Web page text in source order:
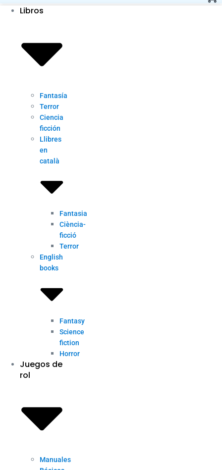
Libros
Fantasía
Terror
Ciencia
ficción
Llibres
en
català
Fantasia
Ciència-
ficció
Terror
English
books
Fantasy
Science
fiction
Horror
Juegos de
rol
Manuales